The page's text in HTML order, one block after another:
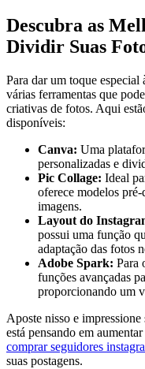
Descubra as
Dividir Suas
Para⁢ dar um toque especial
várias ferramentas‍ que
criativas de fotos. Aqui
disponíveis:
Canva: Uma
personalizadas e
Pic Collage: Ideal
oferece‌ modelos
imagens.
Layout do
possui uma⁣ função
adaptação ⁣das fotos
Adobe​ Spark: Para
funções avançadas⁢
proporcionando um⁤
Aposte nisso e​
está pensando em
comprar seguidores
suas ‌postagens.